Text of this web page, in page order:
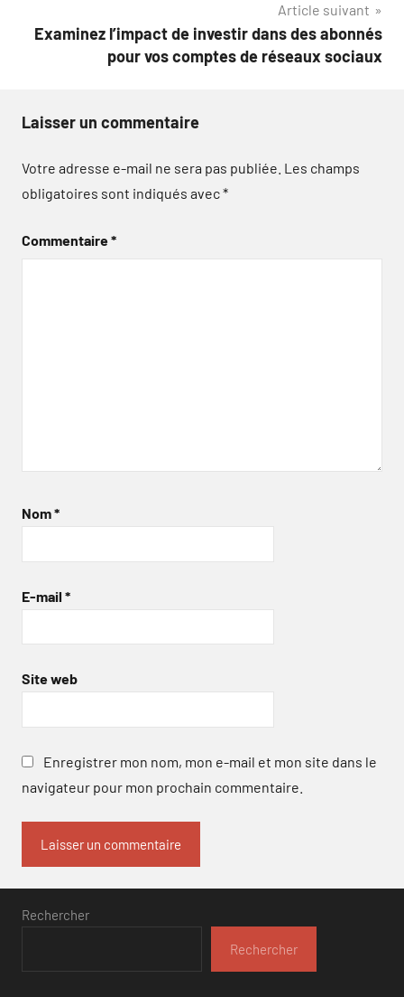
Article suivant
Examinez l’impact de investir dans des abonnés
pour vos comptes de réseaux sociaux
Laisser un commentaire
Votre adresse e-mail ne sera pas publiée. Les champs
obligatoires sont indiqués avec*
Commentaire*
Nom*
E-mail *
Site web
Enregistrer mon nom, mon e-mail et mon site dans le
navigateur pour mon prochain commentaire.
Rechercher
Rechercher